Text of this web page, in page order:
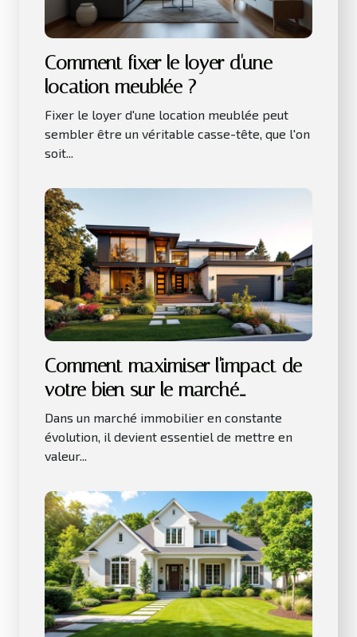
Comment fixer le loyer d'une
location meublée ?
Fixer le loyer d'une location meublée peut
sembler être un véritable casse-tête, que l'on
soit...
Comment maximiser l'impact de
votre bien sur le marché
immobilier actuel ?
Dans un marché immobilier en constante
évolution, il devient essentiel de mettre en
valeur...